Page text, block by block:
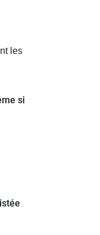
les
si